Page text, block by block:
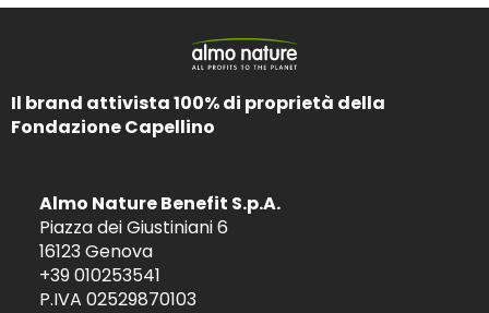
Il brand attivista 100% di proprietà della
Fondazione Capellino
Almo Nature Benefit S.p.A.
Piazza dei Giustiniani 6
16123 Genova
+39 010253541
P.IVA 02529870103